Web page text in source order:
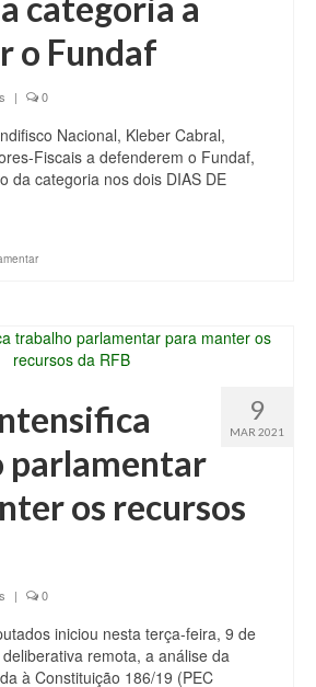
categoria a
o Fundaf
| 0
Nacional, Kleber Cabral,
Fiscais a defenderem o Fundaf,
da categoria nos dois DIAS DE
9
MAR 2021
parlamentar
os recursos
| 0
iniciou nesta terça-feira, 9 de
remota, a análise da
à Constituição 186/19 (PEC